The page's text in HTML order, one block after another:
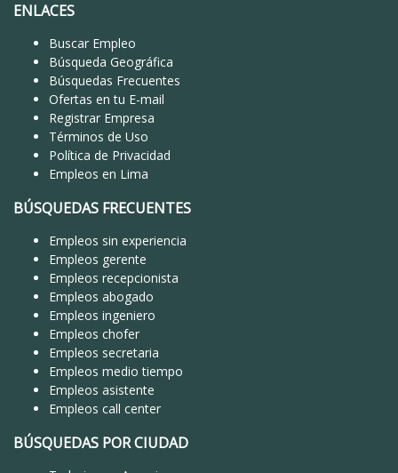
ENLACES
Buscar Empleo
Búsqueda Geográfica
Búsquedas Frecuentes
Ofertas en tu E-mail
Registrar Empresa
Términos de Uso
Política de Privacidad
Empleos en Lima
BÚSQUEDAS FRECUENTES
Empleos sin experiencia
Empleos gerente
Empleos recepcionista
Empleos abogado
Empleos ingeniero
Empleos chofer
Empleos secretaria
Empleos medio tiempo
Empleos asistente
Empleos call center
BÚSQUEDAS POR CIUDAD